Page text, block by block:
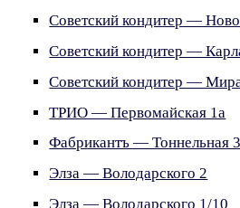
Советский кондитер —
Советский кондитер —
Советский кондитер —
ТРИО — Первомайская 1а
Фабрикантъ — Тоннельная
Элза — Володарского 2
Элза — Володарского 1/10